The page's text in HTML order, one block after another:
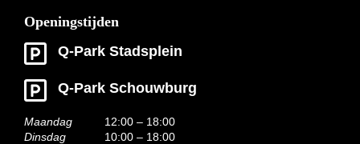
Openingstijden
Q-Park Stadsplein
Q-Park Schouwburg
Maandag
12:00 – 18:00
Dinsdag
10:00 – 18:00